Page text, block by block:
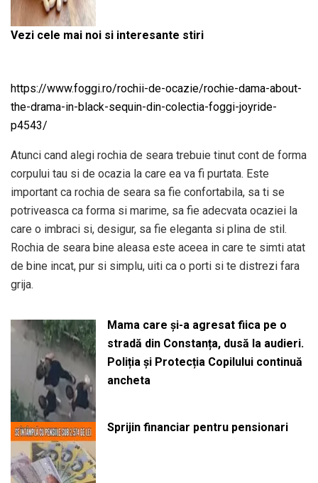
Vezi cele mai noi si interesante stiri
https://www.foggi.ro/rochii-de-ocazie/rochie-dama-about-
the-drama-in-black-sequin-din-colectia-foggi-joyride-
p4543/
Atunci cand alegi rochia de seara trebuie tinut cont de forma
corpului tau si de ocazia la care ea va fi purtata. Este
important ca rochia de seara sa fie confortabila, sa ti se
potriveasca ca forma si marime, sa fie adecvata ocaziei la
care o imbraci si, desigur, sa fie eleganta si plina de stil.
Rochia de seara bine aleasa este aceea in care te simti atat
de bine incat, pur si simplu, uiti ca o porti si te distrezi fara
grija.
Mama care și-a agresat fiica pe o
stradă din Constanța, dusă la audieri.
Poliția și Protecția Copilului continuă
ancheta
Sprijin financiar pentru pensionari